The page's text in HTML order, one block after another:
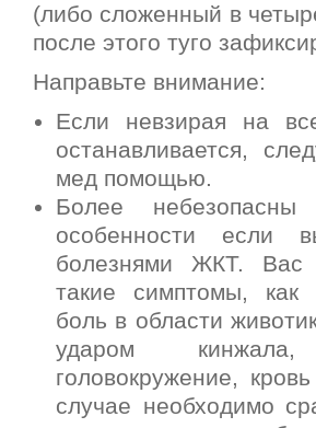
(либо сложенный в
после этого туго
Направьте внимание:
Если невзирая на
останавливается,
мед помощью.
Более небезопасны
особенности если
болезнями ЖКТ. Вас
такие симптомы, как
боль в области
ударом
головокружение,
случае необходимо